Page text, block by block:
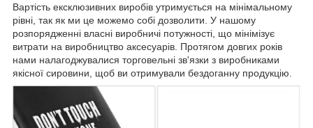
Вартість ексклюзивних виробів утримується на мінімальному
рівні, так як ми це можемо собі дозволити. У нашому
розпорядженні власні виробничі потужності, що мінімізує
витрати на виробництво аксесуарів. Протягом довгих років
нами налагоджувалися торговельні зв'язки з виробниками
якісної сировини, щоб ви отримували бездоганну продукцію.